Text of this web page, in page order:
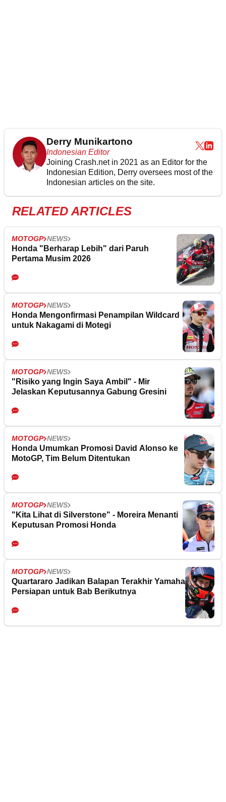
Derry Munikartono
Indonesian Editor
Joining Crash.net in 2021 as an Editor for the
Indonesian Edition, Derry oversees most of the
Indonesian articles on the site.
RELATED ARTICLES
MOTOGP NEWS
Honda "Berharap Lebih" dari Paruh
Pertama Musim 2026
MOTOGP NEWS
Honda Mengonfirmasi Penampilan Wildcard
untuk Nakagami di Motegi
MOTOGP NEWS
"Risiko yang Ingin Saya Ambil" - Mir
Jelaskan Keputusannya Gabung Gresini
MOTOGP NEWS
Honda Umumkan Promosi David Alonso ke
MotoGP, Tim Belum Ditentukan
MOTOGP NEWS
"Kita Lihat di Silverstone" - Moreira Menanti
Keputusan Promosi Honda
MOTOGP NEWS
Quartararo Jadikan Balapan Terakhir Yamaha
Persiapan untuk Bab Berikutnya